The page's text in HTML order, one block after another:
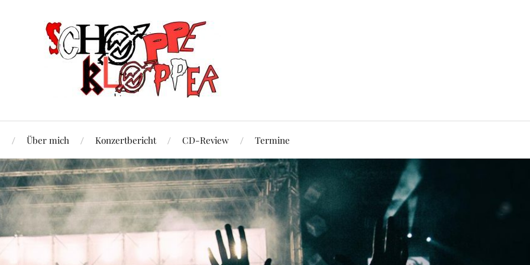
Über mich Konzertbericht CD-Review Termine